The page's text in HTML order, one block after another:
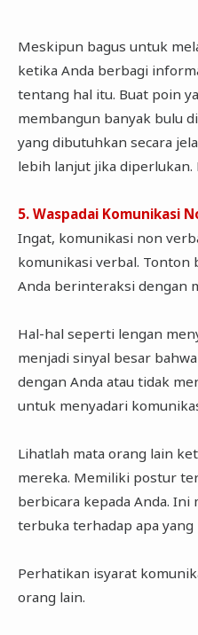
Meskipun bagus untuk
ketika Anda berbagi
tentang hal itu. Buat poin
membangun banyak bulu
yang dibutuhkan secara
lebih lanjut jika diperlukan.
5. Waspadai Komunikasi
Ingat, komunikasi non
komunikasi verbal. Tonton
Anda berinteraksi dengan
Hal-hal seperti lengan
menjadi sinyal besar
dengan Anda atau tidak
untuk menyadari
Lihatlah mata orang lain
mereka. Memiliki postur
berbicara kepada Anda. Ini
terbuka terhadap apa yang
Perhatikan isyarat
orang lain.